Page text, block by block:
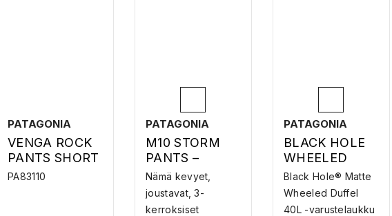
PATAGONIA
VENGA ROCK
PANTS SHORT
–
PA83110
PATAGONIA
M10 STORM
PANTS –
KIIPEILYKUORI
HOUSUT
Nämä kevyet,
joustavat, 3-
kerroksiset
PATAGONIA
BLACK HOLE
WHEELED
DUFFEL 40L –
RENKAALLINE
N
Black Hole® Matte
Wheeled Duffel
40L -varustelaukku